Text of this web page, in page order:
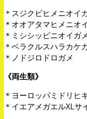
＊スジクビヒメニオイ
＊オオアタマヒメニオ
＊ミシシッピニオイガメ
＊ベラクルスハラカケ
＊ノドジロドロガメ
《両生類》
＊ヨーロッパミドリヒ
＊イエアメガエルXLサ